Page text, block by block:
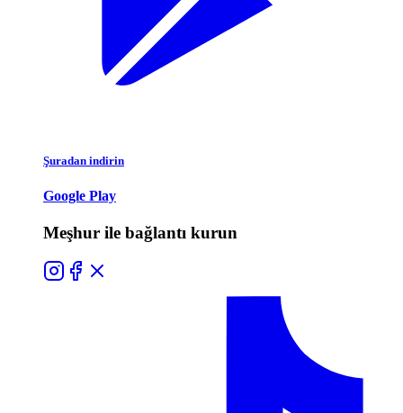
Şuradan indirin
Google Play
Meşhur ile bağlantı kurun